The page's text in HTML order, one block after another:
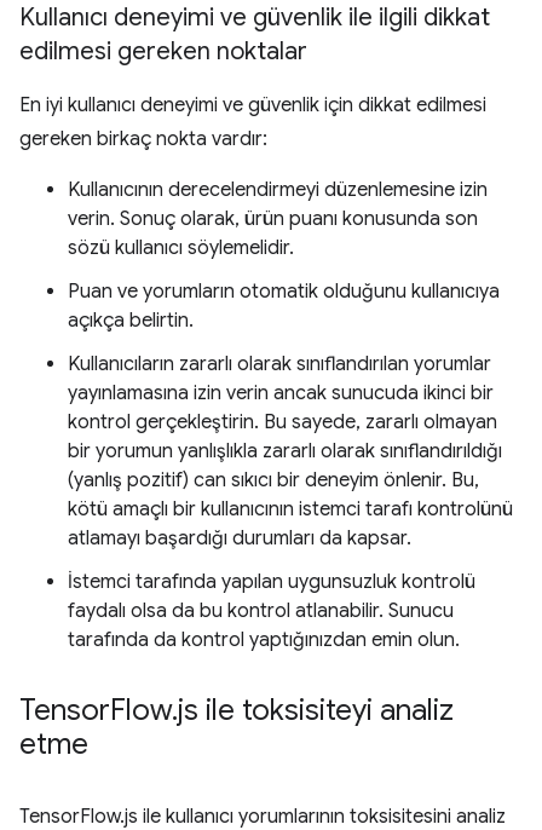
Kullanıcı deneyimi ve güvenlik ile ilgili dikkat
edilmesi gereken noktalar
En iyi kullanıcı deneyimi ve güvenlik için dikkat edilmesi
gereken birkaç nokta vardır:
Kullanıcının derecelendirmeyi düzenlemesine izin
verin. Sonuç olarak, ürün puanı konusunda son
sözü kullanıcı söylemelidir.
Puan ve yorumların otomatik olduğunu kullanıcıya
açıkça belirtin.
Kullanıcıların zararlı olarak sınıflandırılan yorumlar
yayınlamasına izin verin ancak sunucuda ikinci bir
kontrol gerçekleştirin. Bu sayede, zararlı olmayan
bir yorumun yanlışlıkla zararlı olarak sınıflandırıldığı
(yanlış pozitif) can sıkıcı bir deneyim önlenir. Bu,
kötü amaçlı bir kullanıcının istemci tarafı kontrolünü
atlamayı başardığı durumları da kapsar.
İstemci tarafında yapılan uygunsuzluk kontrolü
faydalı olsa da bu kontrol atlanabilir. Sunucu
tarafında da kontrol yaptığınızdan emin olun.
TensorFlow.js ile toksisiteyi analiz
etme
TensorFlow.js ile kullanıcı yorumlarının toksisitesini analiz